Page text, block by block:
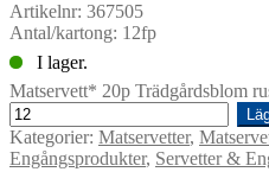
Artikelnr: 367505
Antal/kartong: 12fp
I lager.
Matservett* 20p Trädgårdsblom
Kategorier: Matservetter,
Engångsprodukter, Servetter &